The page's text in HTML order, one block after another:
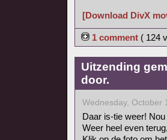
[Download DivX
1 comment ( 124
Uitzending
door.
Wednesday, October
Daar is-tie weer!
Weer heel even